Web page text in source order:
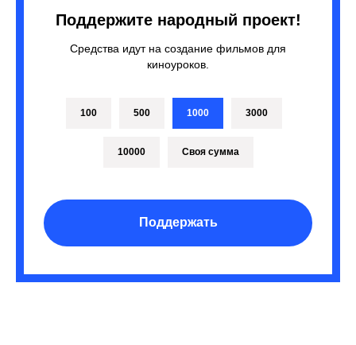
Поддержите народный проект!
Средства идут на создание фильмов для
киноуроков.
100 500 1000 3000
10000 Своя сумма
Поддержать